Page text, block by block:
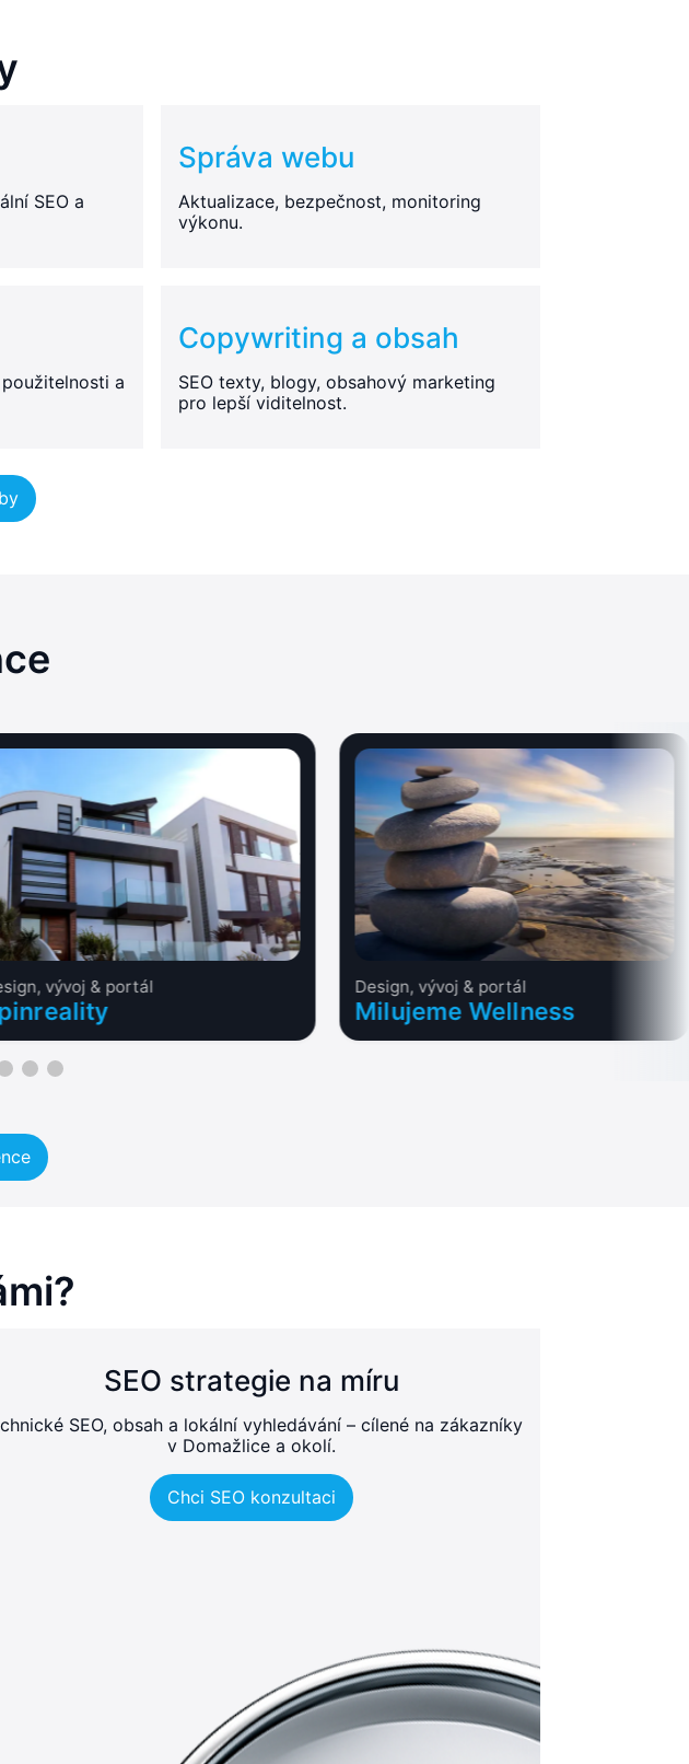
SEO a
Správa webu
Aktualizace, bezpečnost, monitoring
výkonu.
a
Copywriting a obsah
SEO texty, blogy, obsahový marketing
pro lepší viditelnost.
vývoj & portál Design, vývoj & portál
Milujeme Wellness
SEO strategie na míru
SEO, obsah a lokální vyhledávání – cílené na zákazníky
v Domažlice a okolí.
Chci SEO konzultaci